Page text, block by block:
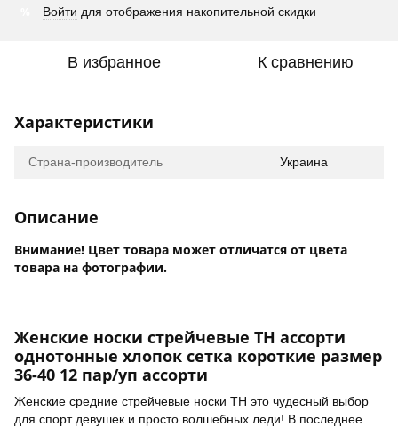
Войти для отображения накопительной скидки
В избранное К сравнению
Характеристики
Страна-производитель Украина
Описание
Внимание! Цвет товара может отличатся от цвета
товара на фотографии.
Женские носки стрейчевые TH ассорти
однотонные хлопок сетка короткие размер
36-40 12 пар/уп ассорти
Женские средние стрейчевые носки TH это чудесный выбор
для спорт девушек и просто волшебных леди! В последнее